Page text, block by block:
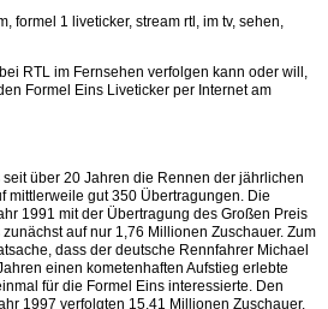
formel 1 liveticker, stream rtl, im tv, sehen,
RTL im Fernsehen verfolgen kann oder will,
Formel Eins Liveticker per Internet am
über 20 Jahren die Rennen der jährlichen
mittlerweile gut 350 Übertragungen. Die
1991 mit der Übertragung des Großen Preis
auf nur 1,76 Millionen Zuschauer. Zum
dass der deutsche Rennfahrer Michael
einen kometenhaften Aufstieg erlebte
für die Formel Eins interessierte. Den
1997 verfolgten 15,41 Millionen Zuschauer.